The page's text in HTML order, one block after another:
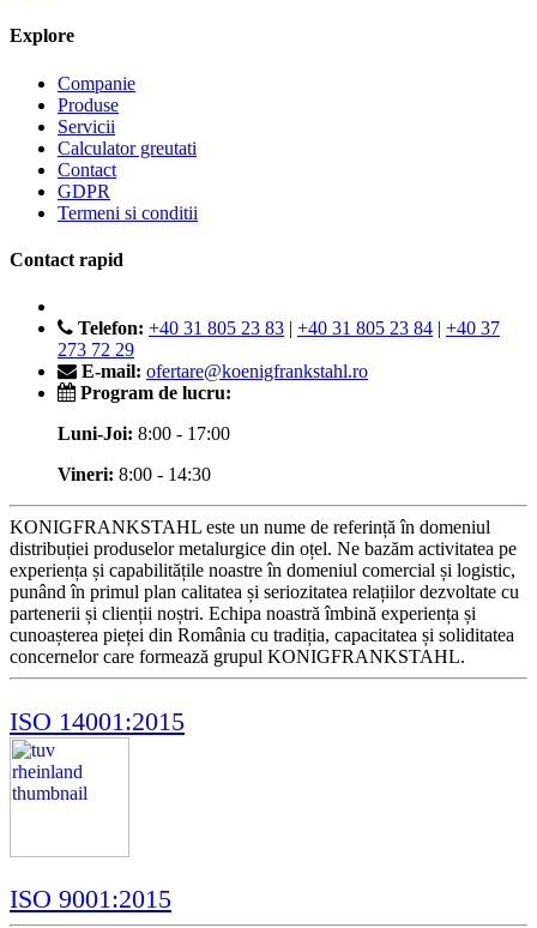
Explore
Companie
Produse
Servicii
Calculator greutati
Contact
GDPR
Termeni si conditii
Contact rapid
Telefon: +40 31 805 23 83 | +40 31 805 23 84 | +40 37
273 72 29
E-mail: ofertare@koenigfrankstahl.ro
Program de lucru:
Luni-Joi: 8:00 - 17:00
Vineri: 8:00 - 14:30
KONIGFRANKSTAHL este un nume de referință în domeniul
distribuției produselor metalurgice din oțel. Ne bazăm activitatea pe
experiența și capabilitățile noastre în domeniul comercial și logistic,
punând în primul plan calitatea și seriozitatea relațiilor dezvoltate cu
partenerii și clienții noștri. Echipa noastră îmbină experiența și
cunoașterea pieței din România cu tradiția, capacitatea și soliditatea
concernelor care formează grupul KONIGFRANKSTAHL.
ISO 14001:2015
ISO 9001:2015